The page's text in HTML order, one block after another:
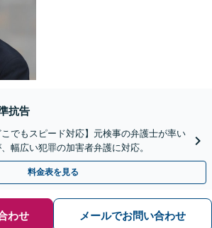
抗告
こでもスピード対応】元検事の弁護士が率い
幅広い犯罪の加害者弁護に対応。
料金表を見る
わせ メールでお問い合わせ